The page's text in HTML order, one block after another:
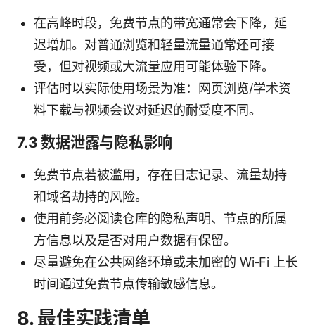
在高峰时段，免费节点的带宽通常会下降，延
迟增加。对普通浏览和轻量流量通常还可接
受，但对视频或大流量应用可能体验下降。
评估时以实际使用场景为准：网页浏览/学术资
料下载与视频会议对延迟的耐受度不同。
7.3 数据泄露与隐私影响
免费节点若被滥用，存在日志记录、流量劫持
和域名劫持的风险。
使用前务必阅读仓库的隐私声明、节点的所属
方信息以及是否对用户数据有保留。
尽量避免在公共网络环境或未加密的 Wi‑Fi 上长
时间通过免费节点传输敏感信息。
8. 最佳实践清单